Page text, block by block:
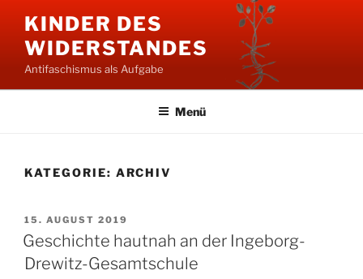
Inhalt
springen
KINDER DES
WIDERSTANDES
Antifaschismus als Aufgabe
Menü
KATEGORIE: ARCHIV
VERÖFFENTLICHT
AM
15. AUGUST 2019
Geschichte hautnah an der Ingeborg-
Drewitz-Gesamtschule